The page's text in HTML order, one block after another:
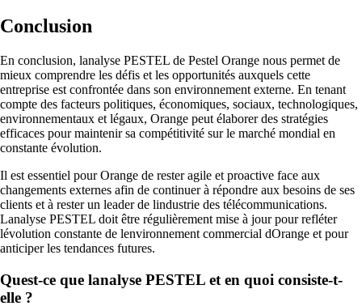
Conclusion
En conclusion, lanalyse PESTEL de Pestel Orange nous permet de
mieux comprendre les défis et les opportunités auxquels cette
entreprise est confrontée dans son environnement externe. En tenant
compte des facteurs politiques, économiques, sociaux, technologiques,
environnementaux et légaux, Orange peut élaborer des stratégies
efficaces pour maintenir sa compétitivité sur le marché mondial en
constante évolution.
Il est essentiel pour Orange de rester agile et proactive face aux
changements externes afin de continuer à répondre aux besoins de ses
clients et à rester un leader de lindustrie des télécommunications.
Lanalyse PESTEL doit être régulièrement mise à jour pour refléter
lévolution constante de lenvironnement commercial dOrange et pour
anticiper les tendances futures.
Quest-ce que lanalyse PESTEL et en quoi consiste-t-
elle ?